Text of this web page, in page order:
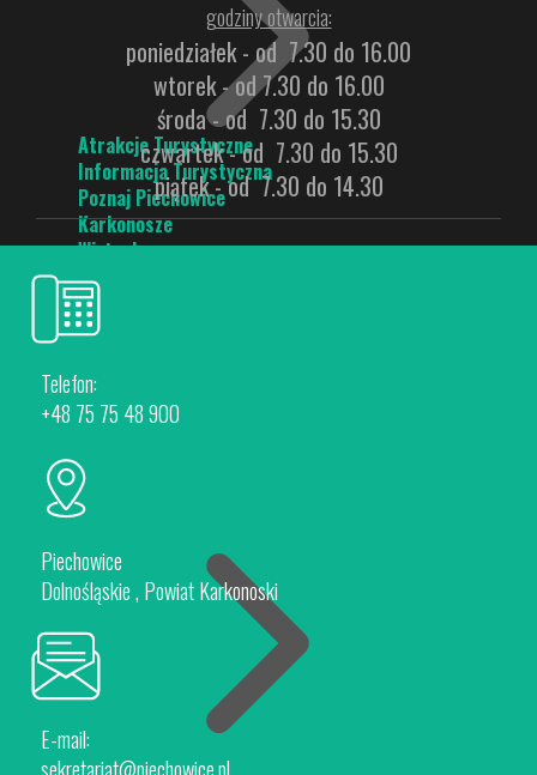
Atrakcje Turystyczne
Informacja Turystyczna
Poznaj Piechowice
Karkonosze
Wirtualny spacer
Piechowice
Rokytnice nad Jizerou
Oferta Inwestycyjna
godziny otwarcia:
poniedziałek - od 7.30 do 16.00
wtorek - od 7.30 do 16.00
środa - od 7.30 do 15.30
czwartek - od 7.30 do 15.30
piątek - od 7.30 do 14.30
Telefon:
+48 75 75 48 900
Piechowice
Dolnośląskie , Powiat Karkonoski
E-mail: